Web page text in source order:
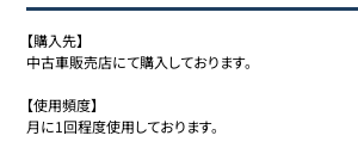
【購入先】
中古車販売店にて購入しております。
【使用頻度】
月に1回程度使用しております。